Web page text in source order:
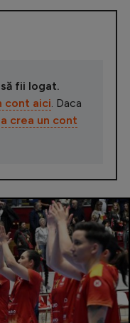
fii logat.
cont aici . Daca
crea un cont